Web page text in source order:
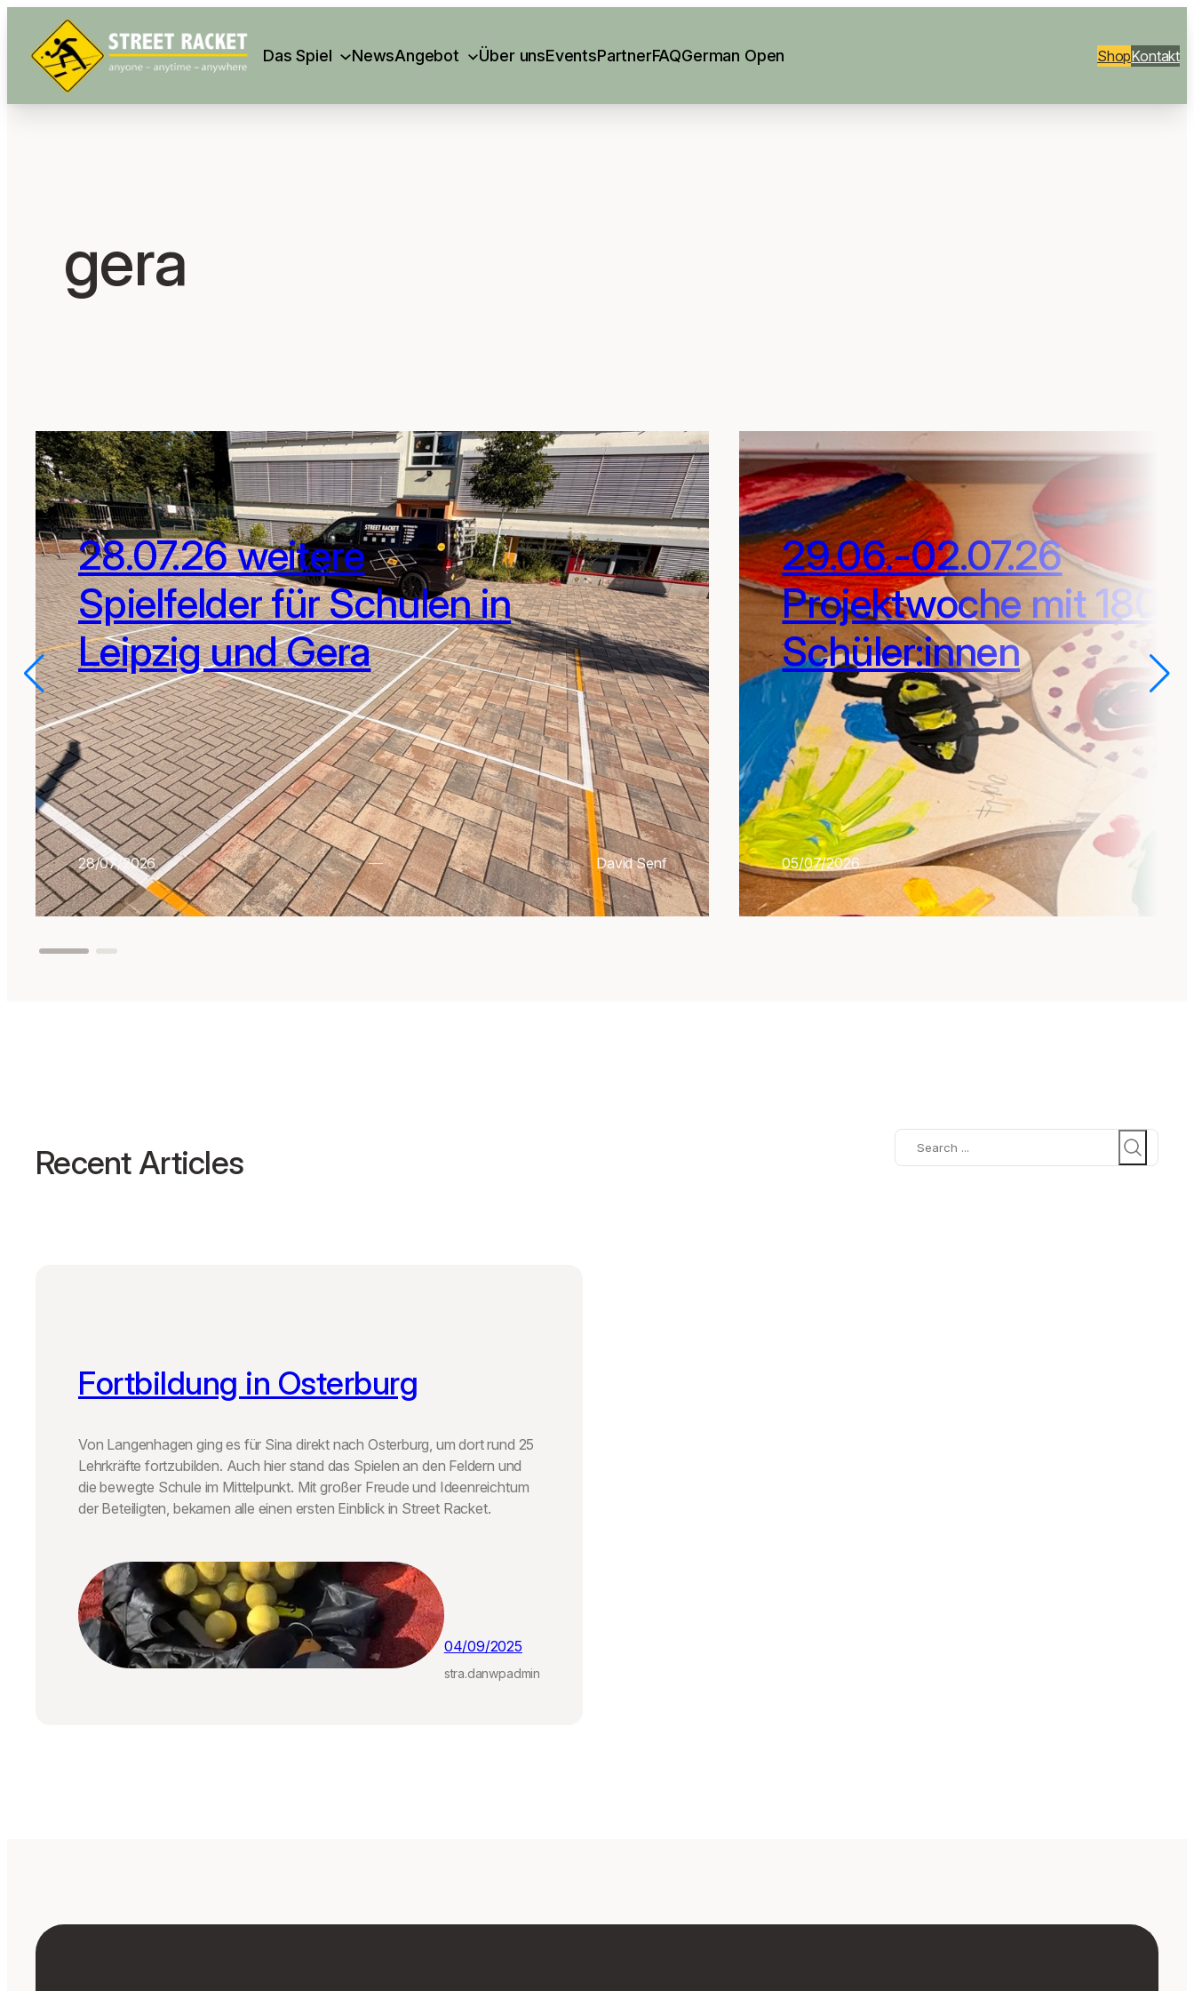
Das Spiel NewsAngebot Über unsEventsPartnerFAQGerman Open ShopKontakt
gera
28.07.26 weitere
Spielfelder für Schulen in
Leipzig und Gera
28/07/2026 David Senf
29.06.-02.07.26
Projektwoche mit 180
Schüler:innen
05/07/2026
Recent Articles
Search
Fortbildung in Osterburg
Von Langenhagen ging es für Sina direkt nach Osterburg, um dort rund 25
Lehrkräfte fortzubilden. Auch hier stand das Spielen an den Feldern und
die bewegte Schule im Mittelpunkt. Mit großer Freude und Ideenreichtum
der Beteiligten, bekamen alle einen ersten Einblick in Street Racket.
04/09/2025
stra.danwpadmin